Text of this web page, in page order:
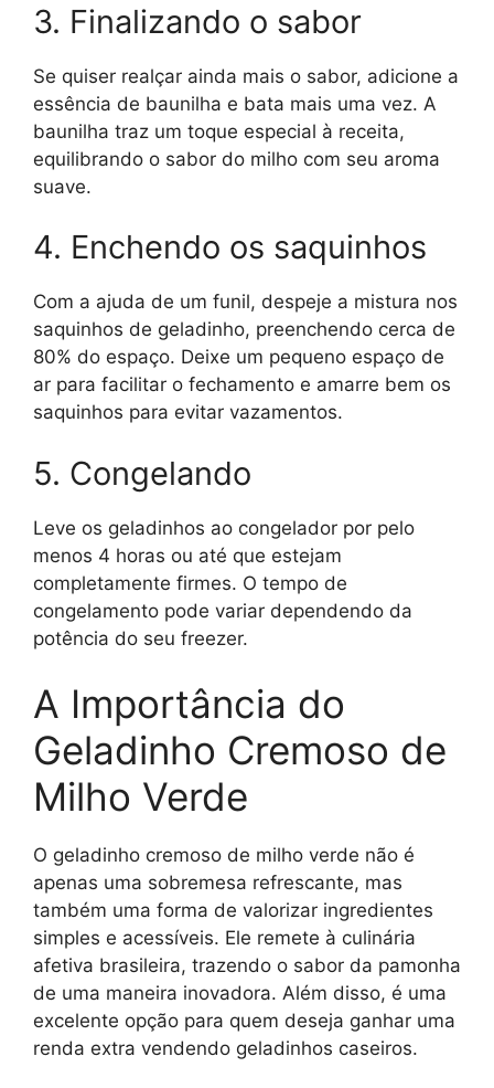
3. Finalizando o sabor
Se quiser realçar ainda mais o sabor, adicione a
essência de baunilha e bata mais uma vez. A
baunilha traz um toque especial à receita,
equilibrando o sabor do milho com seu aroma
suave.
4. Enchendo os saquinhos
Com a ajuda de um funil, despeje a mistura nos
saquinhos de geladinho, preenchendo cerca de
80% do espaço. Deixe um pequeno espaço de
ar para facilitar o fechamento e amarre bem os
saquinhos para evitar vazamentos.
5. Congelando
Leve os geladinhos ao congelador por pelo
menos 4 horas ou até que estejam
completamente firmes. O tempo de
congelamento pode variar dependendo da
potência do seu freezer.
A Importância do
Geladinho Cremoso de
Milho Verde
O geladinho cremoso de milho verde não é
apenas uma sobremesa refrescante, mas
também uma forma de valorizar ingredientes
simples e acessíveis. Ele remete à culinária
afetiva brasileira, trazendo o sabor da pamonha
de uma maneira inovadora. Além disso, é uma
excelente opção para quem deseja ganhar uma
renda extra vendendo geladinhos caseiros.